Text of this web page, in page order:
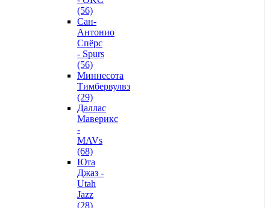
(56)
Сан-
Антонио
Спёрс
- Spurs
(56)
Миннесота
Тимбервулвз
(29)
Даллас
Маверикс
-
MAVs
(68)
Юта
Джаз -
Utah
Jazz
(28)